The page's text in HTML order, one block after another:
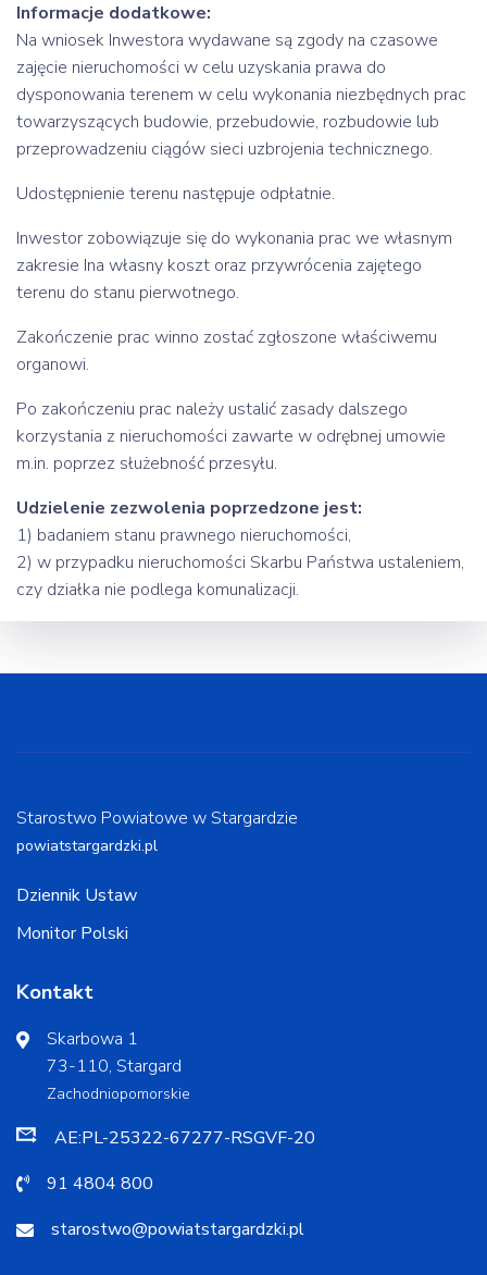
Informacje dodatkowe:
Na wniosek Inwestora wydawane są zgody na czasowe
zajęcie nieruchomości w celu uzyskania prawa do
dysponowania terenem w celu wykonania niezbędnych prac
towarzyszących budowie, przebudowie, rozbudowie lub
przeprowadzeniu ciągów sieci uzbrojenia technicznego.
Udostępnienie terenu następuje odpłatnie.
Inwestor zobowiązuje się do wykonania prac we własnym
zakresie Ina własny koszt oraz przywrócenia zajętego
terenu do stanu pierwotnego.
Zakończenie prac winno zostać zgłoszone właściwemu
organowi.
Po zakończeniu prac należy ustalić zasady dalszego
korzystania z nieruchomości zawarte w odrębnej umowie
m.in. poprzez służebność przesyłu.
Udzielenie zezwolenia poprzedzone jest:
1) badaniem stanu prawnego nieruchomości,
2) w przypadku nieruchomości Skarbu Państwa ustaleniem,
czy działka nie podlega komunalizacji.
Starostwo Powiatowe w Stargardzie
powiatstargardzki.pl
Dziennik Ustaw
Monitor Polski
Kontakt
Skarbowa 1
73-110, Stargard
Zachodniopomorskie
AE:PL-25322-67277-RSGVF-20
91 4804 800
starostwo@powiatstargardzki.pl